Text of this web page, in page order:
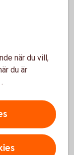
och hur
120 månader
när du vill,
du är
.